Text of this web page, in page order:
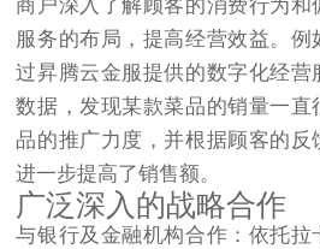
商户深入了解顾客的消费行为
服务的布局，提高经营效益。例
过昇腾云金服提供的数字化经营
数据，发现某款菜品的销量一
品的推广力度，并根据顾客的反
进一步提高了销售额。​
广泛深入的战略合作​
与银行及金融机构合作：依托